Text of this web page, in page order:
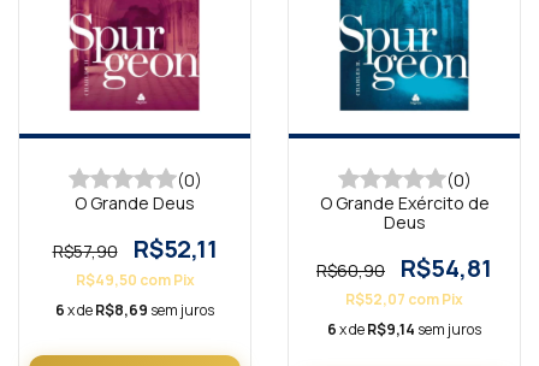
(0)
O Grande Deus
R$57,90 R$52,11
R$49,50 com Pix
6x deR$8,69 sem juros
(0)
O Grande Exército de
Deus
R$60,90 R$54,81
R$52,07 comPix
6x deR$9,14 sem juros